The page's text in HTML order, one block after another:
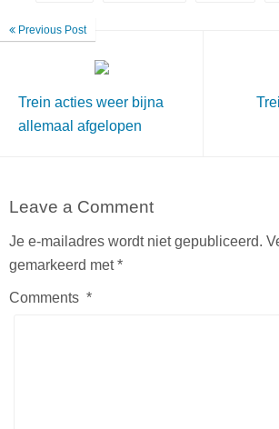
Previous Post
Trein acties weer bijna
allemaal afgelopen
Leave a Comment
Je e-mailadres wordt niet gepubliceerd.
gemarkeerd met*
Comments *